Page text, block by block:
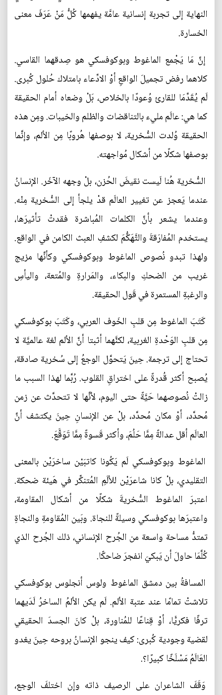
النهاية إلى تجربة إنسانية عامَّة يفهمها كُلُّ مَنْ عَرَفَ معنى
الخسارة.
إنَّ مَا يَجْمع الماغوط وبوكوفسكي هو صِدقهما القاسي.
كلاهما رفض تجميلَ الواقعِ أوْ الادِّعاء بامتلاك حُلول كُبرى.
لَم يُقَدِّمَا للقارئ وُعودًا بالخلاص، بَلْ وضعاه أمام الحقيقة
كما هي: عالَم مليء بالتناقضات والظلم والخيبات. ومِن هذه
الحقيقة وُلدت السُّخرية، لا بوصفها هُروبًا مِن الألم، وإنَّما
بوصفها شكلًا من أشكال مُواجهته.
السُّخرية هُنا لَيست نقيضَ الحُزن، بلْ وجهه الآخَر. الإنسانُ
عندما يَعجز عن تغيير العالَم قدْ يلجأ إلى السُّخرية مِنْه.
وعندما يشعر بأنَّ الكلمات المُباشرة فقدتْ تأثيرَها،
يستخدم المُفارَقةَ والتَّهَكُّمَ لكشفِ العبث الكامن في الواقع.
ولهذا تبدو نُصوص الماغوط وبوكوفسكي وكأنَّها مزيج
غريب من الضحكِ والبكاء، والمَرارةِ والمُتعة، واليأسِ
والرغبةِ المستمرة في قَول الحقيقة.
كَتَبَ الماغوط مِن قلبِ الخَوف العربي، وكَتَبَ بوكوفسكي
مِن قلبِ الوَحْدةِ الغربية، لكنَّهما أثبتا أنَّ الألم لغة عالميَّة لا
تحتاج إلى ترجمة. حِينَ يَتحوَّل الوجعُ إلى سُخرية صادقة،
يُصبح أكثر قُدرةً على اختراقِ القلوب. رُبَّما لهذا السبب ما
زالتْ نُصوصهما حَيَّةً حتى اليوم، لأنَّها لا تتحدَّث عن زمن
مُحدَّد، أوْ مكان مُحدَّد، بلْ عن الإنسانِ حِينَ يكتشف أنَّ
العالَم أقل عدالةً مِمَّا حَلُمَ، وأكثر قَسوةً مِمَّا تَوَقَّعَ.
الماغوط وبوكوفسكي لَم يَكُونا كاتبَيْن ساخرَيْن بالمعنى
التقليدي، بلْ كانا شاعرَيْن للألَمِ المُتنكِّر في هَيئة ضحكة.
اعتبرَ الماغوط السُّخريةَ شكلًا من أشكال المقاومة،
واعتبرَها بوكوفسكي وسيلةً للنجاة. وبَين المُقاومةِ والنجاةِ
تمتدُّ مساحة واسعة من الجُرح الإنساني، ذلك الجُرح الذي
كُلَّمَا حاولَ أن يَبكيَ انفجرَ ضاحكًا.
المسافةُ بين دمشق الماغوط ولوس أنجلوس بوكوفسكي
تلاشتْ تمامًا عند عتبة الألم. لَم يكن الألمُ الساخرُ لَدَيهما
ترفًا فكريًّا، أوْ قِناعًا للمُناورة، بلْ كانَ الجسدَ الحقيقي
لقضية وجودية كُبرى: كيف ينجو الإنسانُ بروحه حِينَ يغدو
العَالَمُ مَسْلَخًا كبيرًا؟.
وَقَفَ الشاعران على الرصيف ذاته وإن اختلفَ الوجع،